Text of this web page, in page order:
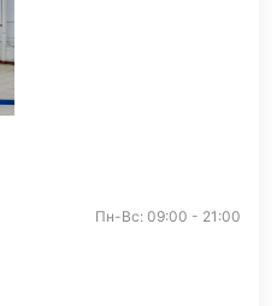
Пн-Вс: 09:00 - 21:00